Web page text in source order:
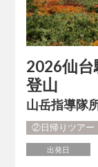
2026仙
登山
山岳指導隊
②日帰りツアー
出発日